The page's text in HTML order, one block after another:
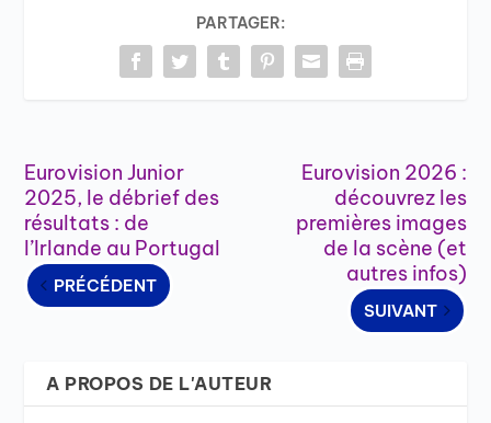
PARTAGER:
Eurovision Junior
2025, le débrief des
résultats : de
l’Irlande au Portugal
PRÉCÉDENT
Eurovision 2026 :
découvrez les
premières images
de la scène (et
autres infos)
SUIVANT
A PROPOS DE L'AUTEUR